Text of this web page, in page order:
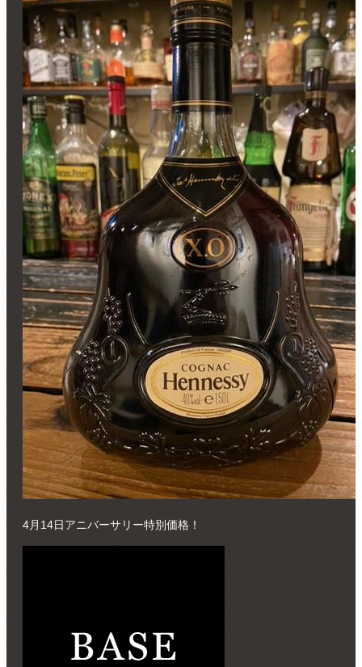
4月14日アニバーサリー特別価格！